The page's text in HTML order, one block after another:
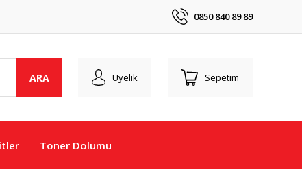
0850 840 89 89
ARA Üyelik Sepetim
Toner Dolumu